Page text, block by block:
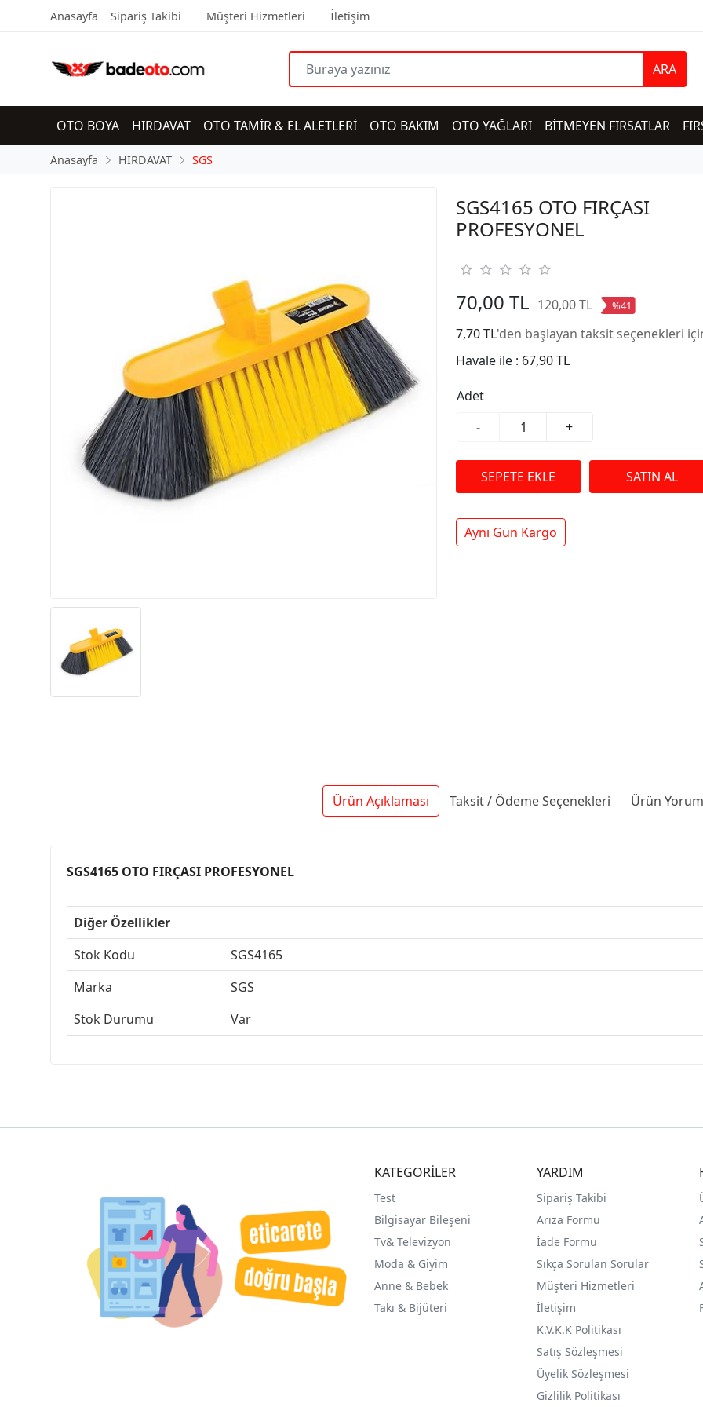
Anasayfa Sipariş Takibi Müşteri Hizmetleri İletişim
ARA
OTO BOYA HIRDAVAT OTO TAMİR & EL ALETLERİ OTO BAKIM OTO YAĞLARI BİTMEYEN FIRSATLAR
Anasayfa HIRDAVAT SGS
SGS4165 OTO FIRÇASI
PROFESYONEL
70,00 TL 120,00 TL %41
7,70 TL'den başlayan taksit seçenekleri
Havale ile : 67,90 TL
Adet
-
+
Aynı Gün Kargo
Ürün Açıklaması Taksit / Ödeme Seçenekleri Ürün
SGS4165 OTO FIRÇASI PROFESYONEL
Diğer Özellikler
Stok Kodu
SGS4165
Marka
SGS
Stok Durumu
Var
KATEGORİLER
Test
Bilgisayar Bileşeni
Tv& Televizyon
Moda & Giyim
Anne & Bebek
Takı & Bijüteri
YARDIM
Sipariş Takibi
Arıza Formu
İade Formu
Sıkça Sorulan Sorular
Müşteri Hizmetleri
İletişim
K.V.K.K Politikası
Satış Sözleşmesi
Üyelik Sözleşmesi
Gizlilik Politikası